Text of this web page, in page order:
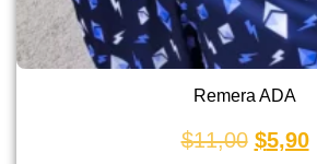
Remera ADA
$11,00 $5,90